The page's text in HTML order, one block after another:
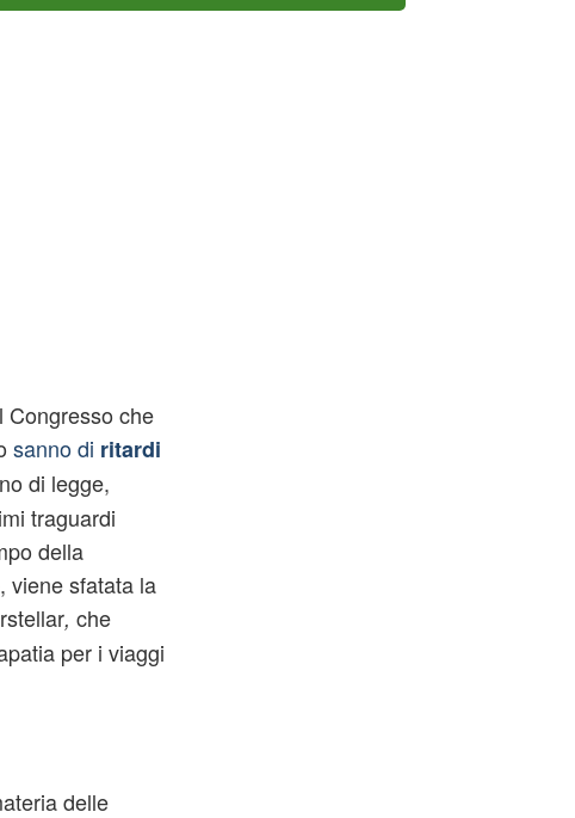
Congresso che
sanno di ritardi
di legge,
traguardi
della
viene sfatata la
, che
per i viaggi
delle